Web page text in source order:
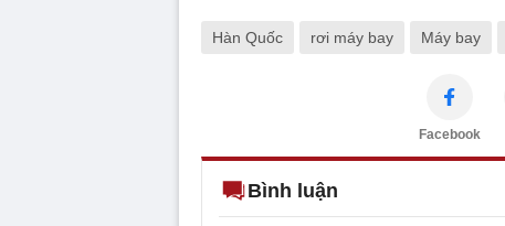
Hàn Quốc rơi máy bay Máy bay
Facebook
Bình luận